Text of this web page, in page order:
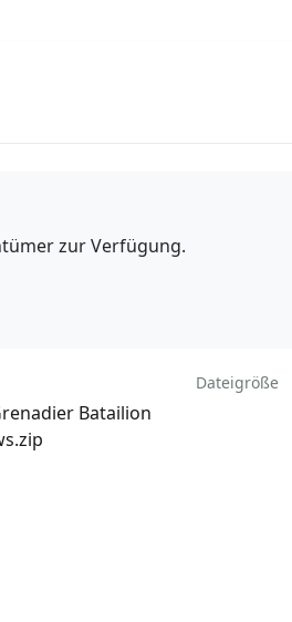
zur Verfügung.
Batailion
Dateigröße